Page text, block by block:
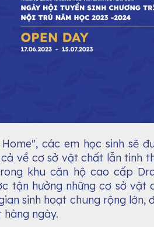
các em học sinh sẽ
về cơ sở vật chất lẫn tinh
khu căn hộ cao cấp
tận hưởng những cơ sở vật
sinh hoạt chung rộng lớn,
ngày.